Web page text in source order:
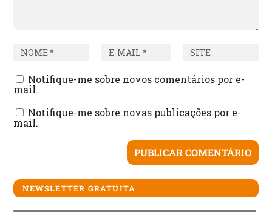
Notifique-me sobre novos comentários por e-
mail.
Notifique-me sobre novas publicações por e-
mail.
NEWSLETTER GRATUITA